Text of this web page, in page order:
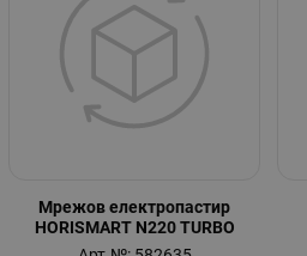
Мрежов електропастир
HORISMART N220 TURBO